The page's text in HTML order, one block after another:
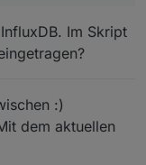
error	at
error	at
Im Skript
:)
dem aktuellen